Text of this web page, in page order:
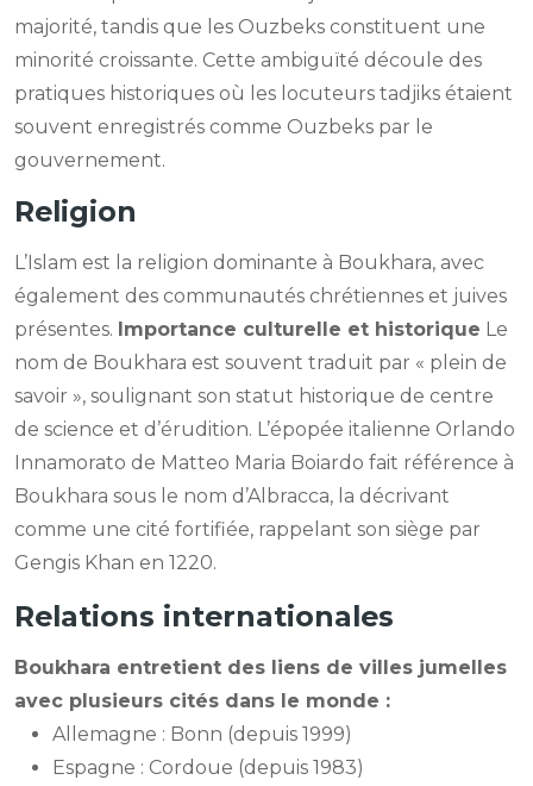
majorité, tandis que les Ouzbeks constituent une
minorité croissante. Cette ambiguïté découle des
pratiques historiques où les locuteurs tadjiks étaient
souvent enregistrés comme Ouzbeks par le
gouvernement.
Religion
L’Islam est la religion dominante à Boukhara, avec
également des communautés chrétiennes et juives
présentes. Importance culturelle et historique Le
nom de Boukhara est souvent traduit par « plein de
savoir », soulignant son statut historique de centre
de science et d’érudition. L’épopée italienne Orlando
Innamorato de Matteo Maria Boiardo fait référence à
Boukhara sous le nom d’Albracca, la décrivant
comme une cité fortifiée, rappelant son siège par
Gengis Khan en 1220.
Relations internationales
Boukhara entretient des liens de villes jumelles
avec plusieurs cités dans le monde :
Allemagne : Bonn (depuis 1999)
Espagne : Cordoue (depuis 1983)